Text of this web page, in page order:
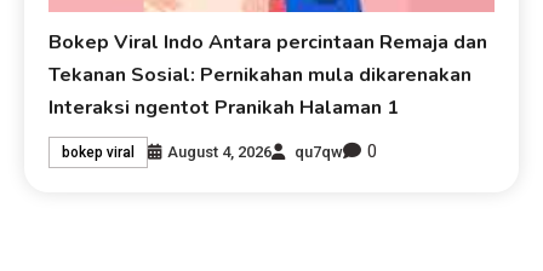
Bokep Viral Indo Antara percintaan Remaja dan
Tekanan Sosial: Pernikahan mula dikarenakan
Interaksi ngentot Pranikah Halaman 1
bokep viral August 4, 2026 qu7qw 0